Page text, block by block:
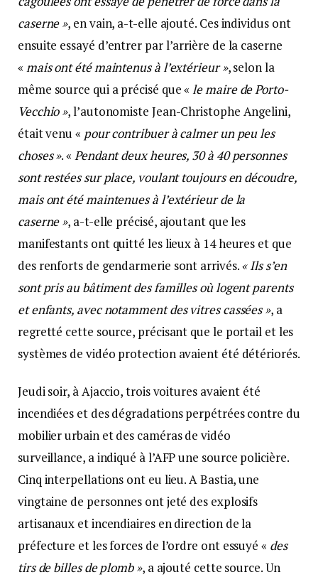
caserne », en vain, a-t-elle ajouté. Ces individus ont
ensuite essayé d’entrer par l’arrière de la caserne
« mais ont été maintenus à l’extérieur », selon la
même source qui a précisé que «le maire de Porto-
Vecchio », l’autonomiste Jean-Christophe Angelini,
était venu « pour contribuer à calmer un peu les
choses ». « Pendant deux heures, 30 à 40 personnes
sont restées sur place, voulant toujours en découdre,
mais ont été maintenues à l’extérieur de la
caserne », a-t-elle précisé, ajoutant que les
manifestants ont quitté les lieux à 14 heures et que
des renforts de gendarmerie sont arrivés.« Ils s’en
sont pris au bâtiment des familles où logent parents
et enfants, avec notamment des vitres cassées », a
regretté cette source, précisant que le portail et les
systèmes de vidéo protection avaient été détériorés.
Jeudi soir, à Ajaccio, trois voitures avaient été
incendiées et des dégradations perpétrées contre du
mobilier urbain et des caméras de vidéo
surveillance, a indiqué à l’AFP une source policière.
Cinq interpellations ont eu lieu. A Bastia, une
vingtaine de personnes ont jeté des explosifs
artisanaux et incendiaires en direction de la
préfecture et les forces de l’ordre ont essuyé « des
tirs de billes de plomb », a ajouté cette source. Un